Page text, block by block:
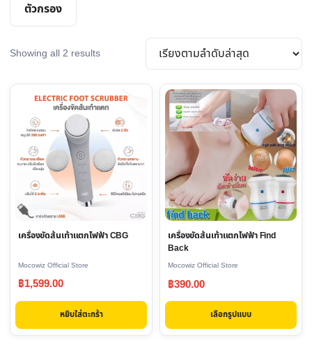
ตัวกรอง
Showing all 2 resultsSorted
latest
เครื่องขัดส้นเท้าแตกไฟฟ้า CBG
Mocowiz Official Store
฿1,599.00
หยิบใส่ตะกร้า
เครื่องขัดส้นเท้าแตกไฟฟ้า Find
Back
Mocowiz Official Store
฿390.00
เลือกรูปแบบ
This
product
has
multiple
variants.
The
options
may
be
chosen
on
the
page